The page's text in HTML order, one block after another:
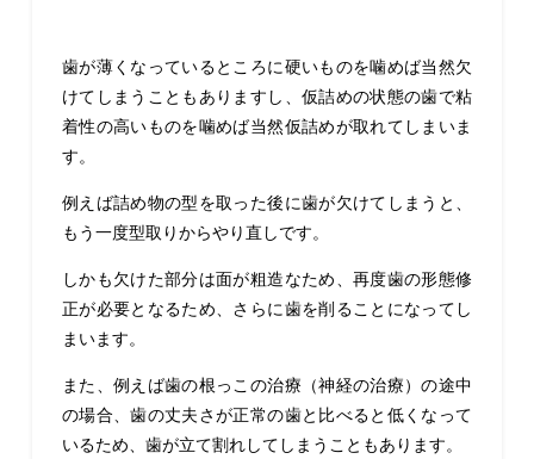
歯が薄くなっているところに硬いものを噛めば当然欠
けてしまうこともありますし、仮詰めの状態の歯で粘
着性の高いものを噛めば当然仮詰めが取れてしまいま
す。
例えば詰め物の型を取った後に歯が欠けてしまうと、
もう一度型取りからやり直しです。
しかも欠けた部分は面が粗造なため、再度歯の形態修
正が必要となるため、さらに歯を削ることになってし
まいます。
また、例えば歯の根っこの治療（神経の治療）の途中
の場合、歯の丈夫さが正常の歯と比べると低くなって
いるため、歯が立て割れしてしまうこともあります。